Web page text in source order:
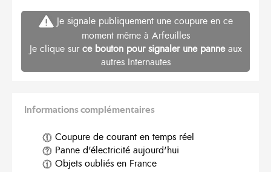
Je signale publiquement une coupure en ce
moment même à Arfeuilles
Je clique sur ce bouton pour signaler une panneaux
autres Internautes
Informations complémentaires
Coupure de courant en temps réel
Panne d'électricité aujourd'hui
Objets oubliés en France